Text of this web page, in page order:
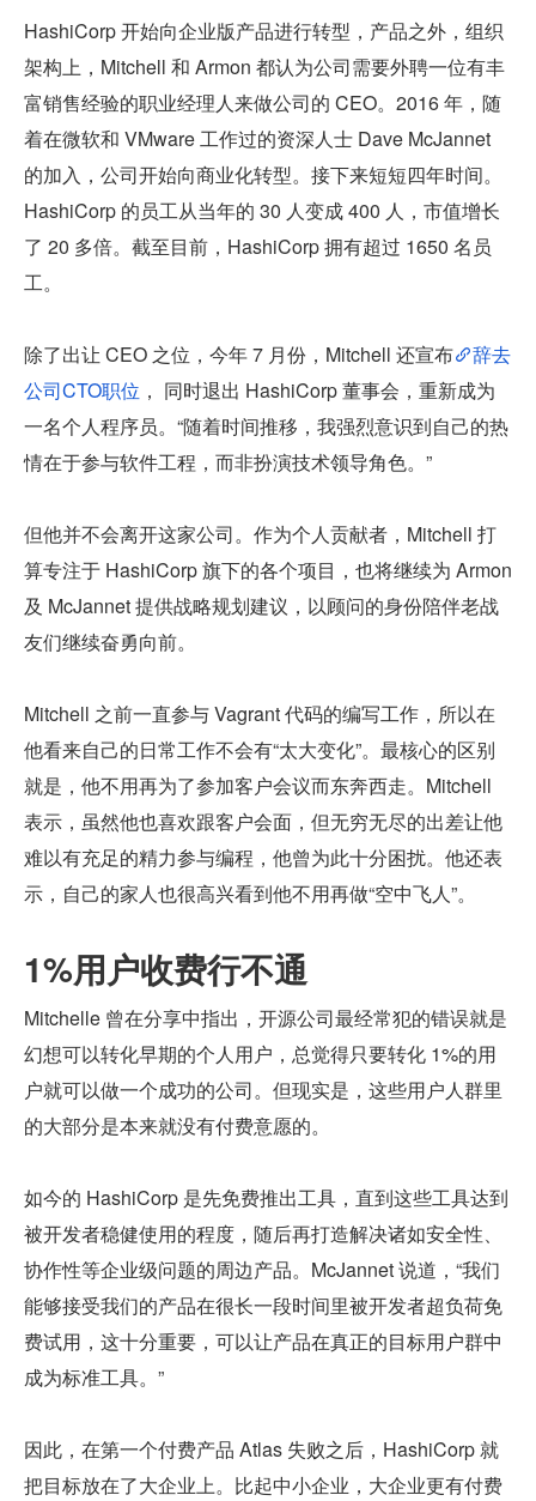
HashiCorp 开始向企业版产品进行转型，产品之外，组织
架构上，Mitchell 和 Armon 都认为公司需要外聘一位有丰
富销售经验的职业经理人来做公司的 CEO。2016 年，随
着在微软和 VMware 工作过的资深人士 Dave McJannet
的加入，公司开始向商业化转型。接下来短短四年时间。
HashiCorp 的员工从当年的 30 人变成 400 人，市值增长
了 20 多倍。截至目前，HashiCorp 拥有超过 1650 名员
工。
除了出让 CEO 之位，今年 7 月份，Mitchell 还宣布
辞去
公司CTO职位 ， 同时退出 HashiCorp 董事会，重新成为
一名个人程序员。“随着时间推移，我强烈意识到自己的热
情在于参与软件工程，而非扮演技术领导角色。”
但他并不会离开这家公司。作为个人贡献者，Mitchell 打
算专注于 HashiCorp 旗下的各个项目，也将继续为 Armon
及 McJannet 提供战略规划建议，以顾问的身份陪伴老战
友们继续奋勇向前。
Mitchell 之前一直参与 Vagrant 代码的编写工作，所以在
他看来自己的日常工作不会有“太大变化”。最核心的区别
就是，他不用再为了参加客户会议而东奔西走。Mitchell
表示，虽然他也喜欢跟客户会面，但无穷无尽的出差让他
难以有充足的精力参与编程，他曾为此十分困扰。他还表
示，自己的家人也很高兴看到他不用再做“空中飞人”。
1%用户收费行不通
Mitchelle 曾在分享中指出，开源公司最经常犯的错误就是
幻想可以转化早期的个人用户，总觉得只要转化 1%的用
户就可以做一个成功的公司。但现实是，这些用户人群里
的大部分是本来就没有付费意愿的。
如今的 HashiCorp 是先免费推出工具，直到这些工具达到
被开发者稳健使用的程度，随后再打造解决诸如安全性、
协作性等企业级问题的周边产品。McJannet 说道，“我们
能够接受我们的产品在很长一段时间里被开发者超负荷免
费试用，这十分重要，可以让产品在真正的目标用户群中
成为标准工具。”
因此，在第一个付费产品 Atlas 失败之后，HashiCorp 就
把目标放在了大企业上。比起中小企业，大企业更有付费